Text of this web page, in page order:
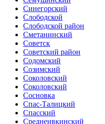
Синегорский
Слободской
Слободской район
Сметанинский
Советск
Советский район
Содомский
Созимский
Соколовский
Соколовский
Сосновка
Спас-Талицкий
Спасский
Среднеивкинский